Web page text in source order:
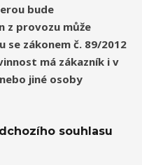
bude
z provozu může
zákonem č. 89/2012
má zákazník i v
jiné osoby
souhlasu